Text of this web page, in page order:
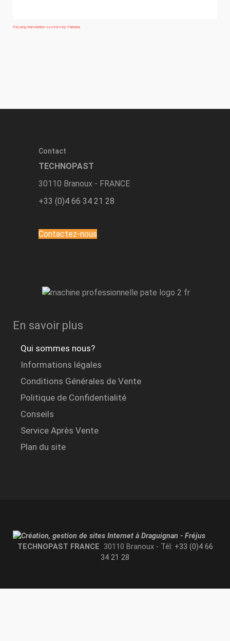
FaLang translation system by Faboba
Contact
TECHNOPAST
30110 Branoux - FRANCE
+33 (0)4 66 34 21 28
Contactez-nous
En savoir plus
Qui sommes nous?
Informations légales
Conditions Générales de Vente
Politique de Confidentialité
Conseils
Service Après Vente
Plan du site
TECHNOPAST FRANCE 30110 Branoux - Tél: +33 (0)4 66
34 21 28